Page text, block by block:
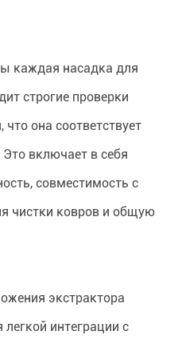
каждая насадка для
строгие проверки
она соответствует
включает в себя
совместимость с
чистки ковров и общую
экстрактора
интеграции с